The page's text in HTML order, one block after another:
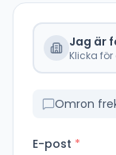
Jag är
Klicka
Omron
E-post *